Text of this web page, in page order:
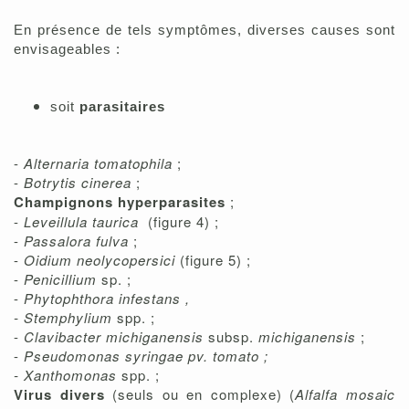
En présence de tels symptômes, diverses causes sont
envisageables :
soit parasitaires
-Alternaria tomatophila ;
- Botrytis cinerea ;
Champignons hyperparasites ;
- Leveillula taurica (figure 4) ;
- Passalora fulva ;
- Oidium neolycopersici (figure 5) ;
- Penicillium sp. ;
- Phytophthora infestans ,
- Stemphylium spp. ;
- Clavibacter michiganensis subsp. michiganensis ;
- Pseudomonas syringae pv. tomato ;
- Xanthomonas spp. ;
Virus divers (seuls ou en complexe) (Alfalfa mosaic